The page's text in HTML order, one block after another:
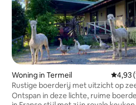
Woning in Termeil
4,93
Rustige boerderij met uitzicht op
hondvriendelijk
Ontspan in deze lichte, ruime